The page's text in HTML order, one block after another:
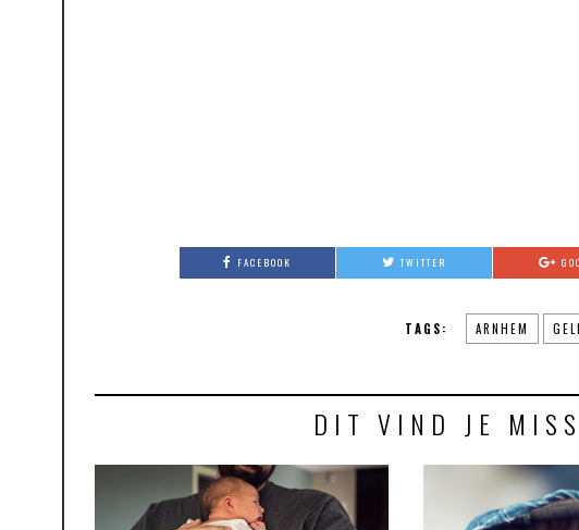
FACEBOOK TWITTER
TAGS: ARNHEM
DIT VIND JE